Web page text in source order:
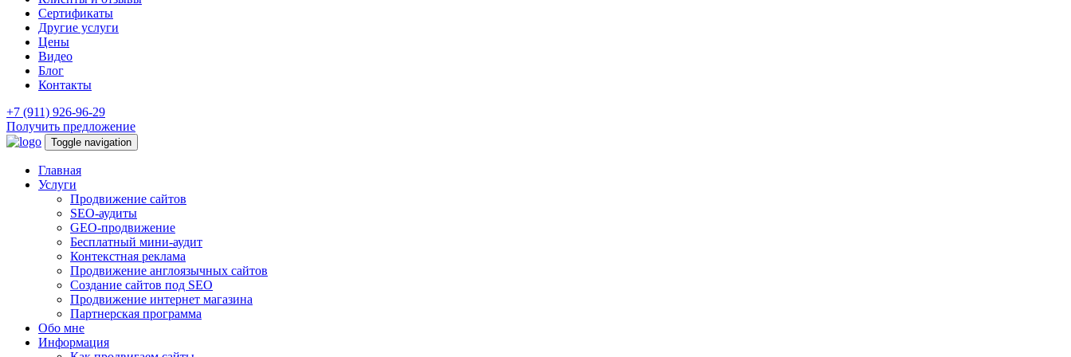
Сертификаты
Другие услуги
Цены
Видео
Блог
Контакты
+7 (911) 926-96-29
Получить предложение
Toggle navigation
Главная
Услуги
Продвижение сайтов
SEO-аудиты
GEO-продвижение
Бесплатный мини-аудит
Контекстная реклама
Продвижение англоязычных сайтов
Создание сайтов под SEO
Продвижение интернет магазина
Партнерская программа
Обо мне
Информация